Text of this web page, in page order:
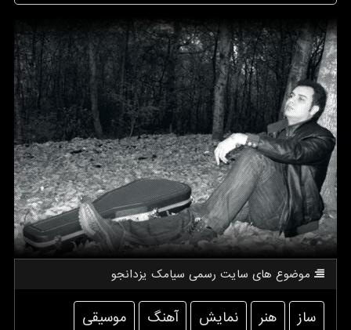
موضوع های سایت رسمی سیامك یزدانجو
ساز هنر نمایش آهنگ
موسیقی